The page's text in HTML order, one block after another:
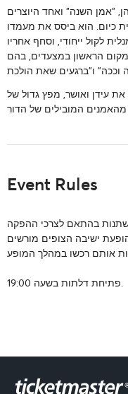
, "אמן השנה" ואחד היוצרים
כיום. הוא ביסס את מעמדו
לקול ייחודי, וסחף אחריו
הראשון במצעדים, בהם
עידן ואושר, מפץ גדול של
Event Rules
בהתאם לצרכי ההפקה
ישיבה הצופים מורשים
פתיחת דלתות בשעה 19:00.